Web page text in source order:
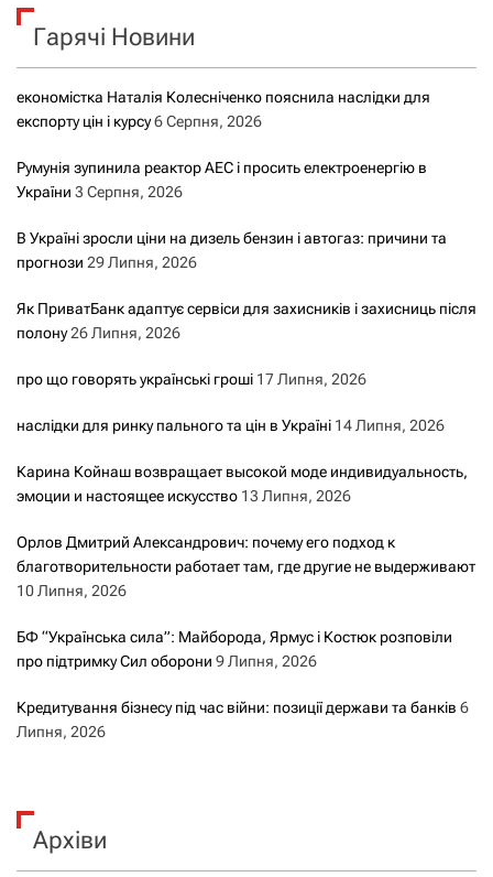
к
Гарячі Новини
економістка Наталія Колесніченко пояснила наслідки для
експорту цін і курсу6 Серпня, 2026
Румунія зупинила реактор АЕС і просить електроенергію в
України 3 Серпня, 2026
В Україні зросли ціни на дизель бензин і автогаз: причини та
прогнози 29 Липня, 2026
Як ПриватБанк адаптує сервіси для захисників і захисниць після
полону26 Липня, 2026
про що говорять українські гроші 17 Липня, 2026
наслідки для ринку пального та цін в Україні 14 Липня, 2026
Карина Койнаш возвращает высокой моде индивидуальность,
эмоции и настоящее искусство 13 Липня, 2026
Орлов Дмитрий Александрович: почему его подход к
благотворительности работает там, где другие не выдерживают
10 Липня, 2026
БФ “Українська сила”: Майборода, Ярмус і Костюк розповіли
про підтримку Сил оборони 9 Липня, 2026
Кредитування бізнесу під час війни: позиції держави та банків 6
Липня, 2026
Архіви